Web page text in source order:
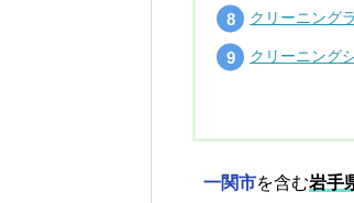
クリーニング
クリーニング
一関市を含む岩手